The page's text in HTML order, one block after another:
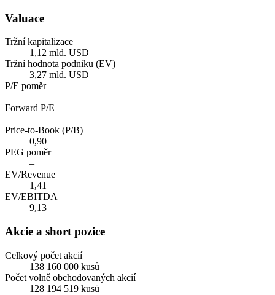
Valuace
Tržní kapitalizace
1,12 mld. USD
Tržní hodnota podniku (EV)
3,27 mld. USD
P/E poměr
–
Forward P/E
–
Price-to-Book (P/B)
0,90
PEG poměr
–
EV/Revenue
1,41
EV/EBITDA
9,13
Akcie a short pozice
Celkový počet akcií
138 160 000 kusů
Počet volně obchodovaných akcií
128 194 519 kusů